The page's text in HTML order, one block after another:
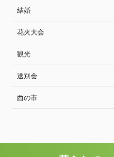
結婚
花火大会
観光
送別会
酉の市